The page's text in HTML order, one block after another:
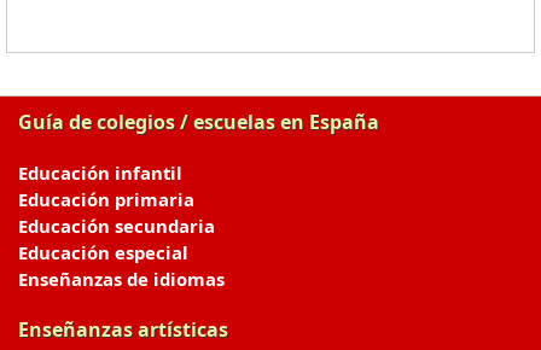
Guía de colegios / escuelas en España
Educación infantil
Educación primaria
Educación secundaria
Educación especial
Enseñanzas de idiomas
Enseñanzas artísticas